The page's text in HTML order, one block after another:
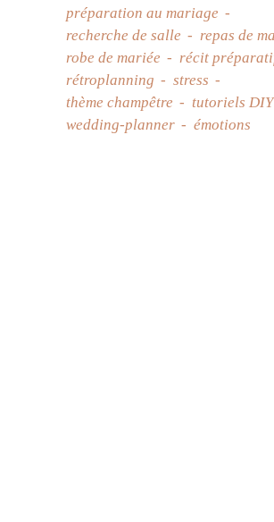
préparation au mariage
recherche de salle
repas de
robe de mariée
récit
rétroplanning
stress
thème champêtre
tutoriels DIY
wedding-planner
émotions